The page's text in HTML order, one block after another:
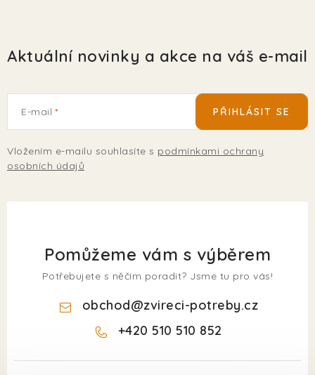
Aktuální novinky a akce na váš e-mail
E-mail
Vložením e-mailu souhlasíte s podmínkami ochrany
osobních údajů
PŘIHLÁSIT SE
Pomůžeme vám s výběrem
Potřebujete s něčím poradit? Jsme tu pro vás!
obchod@zvireci-potreby.cz
+420 510 510 852